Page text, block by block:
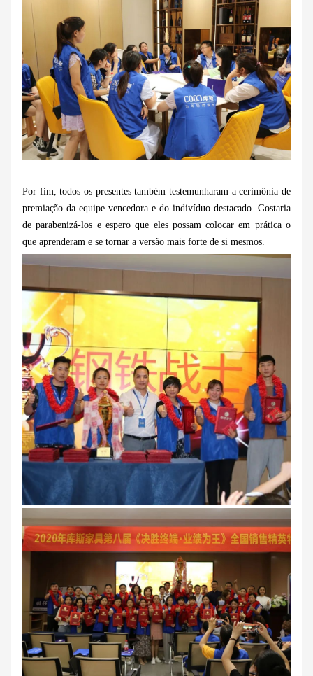
Por fim, todos os presentes também testemunharam a cerimônia de
premiação da equipe vencedora e do indivíduo destacado. Gostaria
de parabenizá-los e espero que eles possam colocar em prática o
que aprenderam e se tornar a versão mais forte de si mesmos.